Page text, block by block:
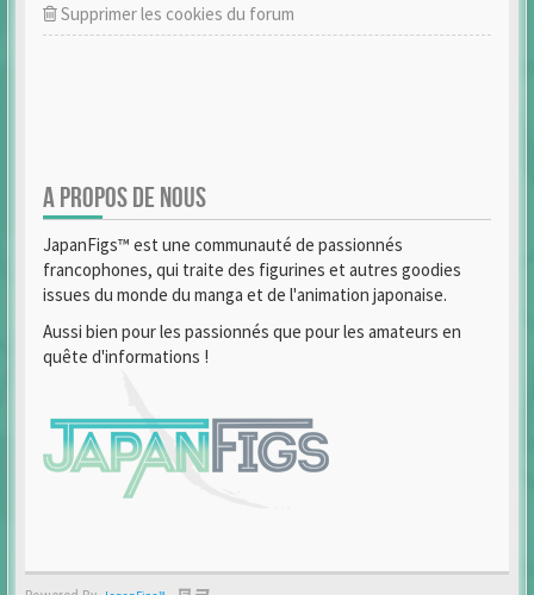
Supprimer les cookies du forum
A PROPOS DE NOUS
JapanFigs™ est une communauté de passionnés
francophones, qui traite des figurines et autres goodies
issues du monde du manga et de l'animation japonaise.
Aussi bien pour les passionnés que pour les amateurs en
quête d'informations !